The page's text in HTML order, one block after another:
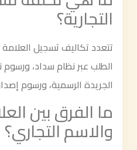
التجارية؟
تتعدد تكاليف تسجيل
الطلب عبر نظام سداد، ورسوم
الجريدة الرسمية، ورسوم
ما الفرق بين
والاسم التجاري؟